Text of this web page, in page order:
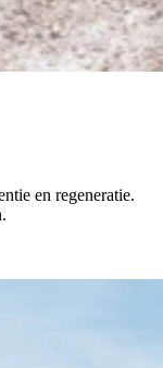
en regeneratie.